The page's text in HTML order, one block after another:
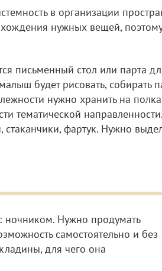
в организации
нужных вещей,
письменный стол или парта
будет рисовать, собирать
нужно хранить на
тематической
фартук. Нужно
ночником. Нужно продумать
самостоятельно и без
для чего она